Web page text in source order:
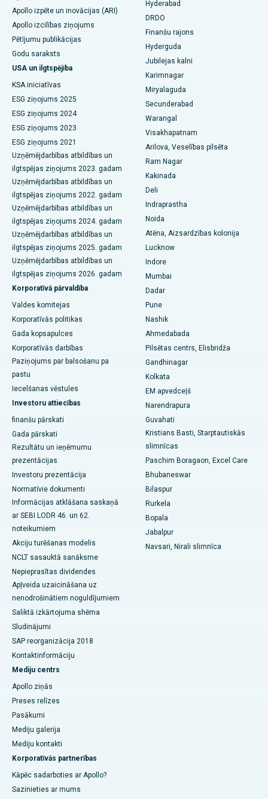
Labākā slimnīca DRDO, Haidarābādā
Labākā slimnīca GS Road, Guvahati
Labākā slimnīca Hydergudā, Hyderabadā
Labākā slimnīca Vijay Nagar, Indore
Labākā slimnīca Suryaraopeta galvenajā ceļā, Kakinadā
Labākā slimnīca Canal Circular Road, Kalkutā
Labākā slimnīca Belapuras centrā, Navi Mumbajā
Labākā slimnīca Pančavati, Našikā
Labākā slimnīca Secunderabadā, Haidarābādā
Labākā slimnīca Seshadripuram, Bangalore
Labākā slimnīca Waltair Main Road, Visakhapatnam
Labākā slimnīca Subhash Nagar Road, Karimnagar
Labākā slimnīca Managari, Karaikudi
Labākā slimnīca Arepally, Warangal
Labākā slimnīca Areras kolonijā, Bopalā
Labākā slimnīca Džajanagarā, Bangalorā
Labākā slimnīca KK Nagarā, Madurajā
Labākā slimnīca 19. nozarē, Rourkela
Labākā slimnīca Svargeitā, Punē
Labākā sieviešu vēža slimnīca Deli dienvidos
Polypectomy
Dziļa smadzeņu stimulēšana
Nieru biopsija
Paratireoidektomija
Citoreduktīvā ķirurģija
Keramikas kopējā ceļa locītavas nomaiņa
ERCP
Apollo izpēte un inovācijas (ARI)
Apollo izcilības ziņojums
Pētījumu publikācijas
Godu saraksts
USA un ilgtspējība
KSA iniciatīvas
ESG ziņojums 2025
ESG ziņojums 2024
ESG ziņojums 2023
ESG ziņojums 2021
Uzņēmējdarbības atbildības un
ilgtspējas ziņojums 2023. gadam
Uzņēmējdarbības atbildības un
ilgtspējas ziņojums 2022. gadam
Uzņēmējdarbības atbildības un
ilgtspējas ziņojums 2024. gadam
Uzņēmējdarbības atbildības un
ilgtspējas ziņojums 2025. gadam
Uzņēmējdarbības atbildības un
ilgtspējas ziņojums 2026. gadam
Korporatīvā pārvaldība
Valdes komitejas
Korporatīvās politikas
Gada kopsapulces
Korporatīvās darbības
Paziņojums par balsošanu pa
pastu
Iecelšanas vēstules
Investoru attiecības
finanšu pārskati
Gada pārskati
Rezultātu un ieņēmumu
prezentācijas
Investoru prezentācija
Normatīvie dokumenti
Informācijas atklāšana saskaņā
ar SEBI LODR 46. un 62.
noteikumiem
Akciju turēšanas modelis
NCLT sasauktā sanāksme
Nepieprasītas dividendes
Apļveida uzaicināšana uz
nenodrošinātiem noguldījumiem
Saliktā izkārtojuma shēma
Sludinājumi
SAP reorganizācija 2018
Kontaktinformāciju
Mediju centrs
Apollo ziņās
Preses relīzes
Pasākumi
Mediju galerija
Mediju kontakti
Korporatīvās partnerības
Kāpēc sadarboties ar Apollo?
Sazinieties ar mums
Hyderabad
DRDO
Finanšu rajons
Hyderguda
Jubilejas kalni
Karimnagar
Miryalaguda
Secunderabad
Warangal
Visakhapatnam
Arilova, Veselības pilsēta
Ram Nagar
Kakinada
Deli
Indraprastha
Noida
Atēna, Aizsardzības kolonija
Lucknow
Indore
Mumbai
Dadar
Pune
Nashik
Ahmedabada
Pilsētas centrs, Elisbridža
Gandhinagar
Kolkata
EM apvedceļš
Narendrapura
Guvahati
Kristians Basti, Starptautiskās
slimnīcas
Paschim Boragaon, Excel Care
Bhubaneswar
Bilaspur
Rurkela
Bopala
Jabalpur
Navsari, Nirali slimnīca